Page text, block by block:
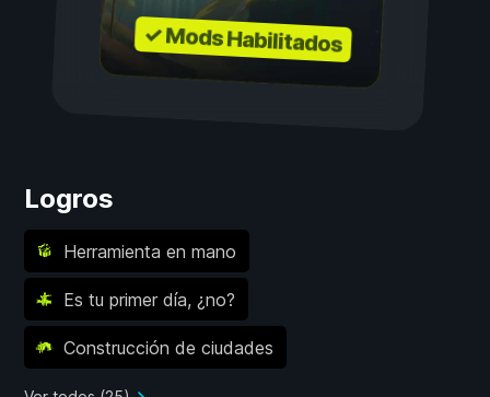
✓ Mods Habilitados
Logros
Herramienta en mano
Es tu primer día, ¿no?
Construcción de ciudades